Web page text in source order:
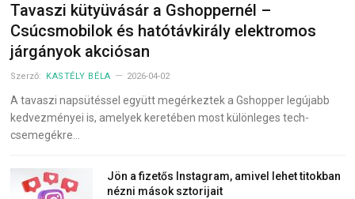
Tavaszi kütyüvásár a Gshoppernél –
Csúcsmobilok és hatótávkirály elektromos
járgányok akciósan
Szerző: KASTÉLY BÉLA 2026-04-02
A tavaszi napsütéssel együtt megérkeztek a Gshopper legújabb
kedvezményei is, amelyek keretében most különleges tech-
csemegékre…
Jön a fizetős Instagram, amivel lehet titokban
nézni mások sztorijait